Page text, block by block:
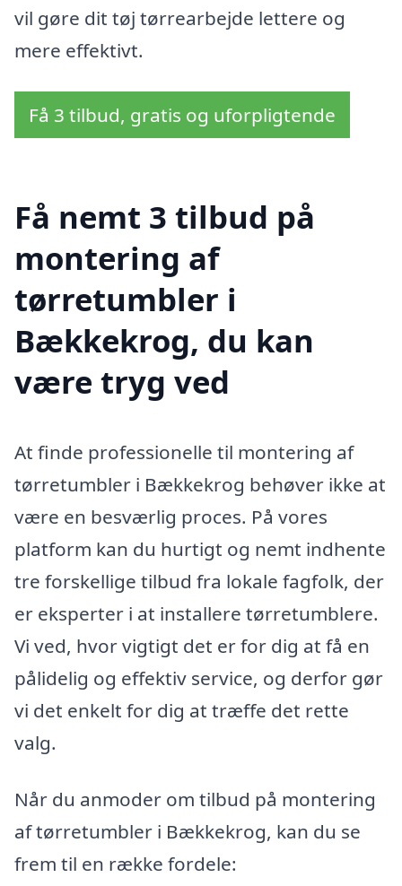
vil gøre dit tøj tørrearbejde lettere og
mere effektivt.
Få 3 tilbud, gratis og uforpligtende
Få nemt 3 tilbud på
montering af
tørretumbler i
Bækkekrog, du kan
være tryg ved
At finde professionelle til montering af
tørretumbler i Bækkekrog behøver ikke at
være en besværlig proces. På vores
platform kan du hurtigt og nemt indhente
tre forskellige tilbud fra lokale fagfolk, der
er eksperter i at installere tørretumblere.
Vi ved, hvor vigtigt det er for dig at få en
pålidelig og effektiv service, og derfor gør
vi det enkelt for dig at træffe det rette
valg.
Når du anmoder om tilbud på montering
af tørretumbler i Bækkekrog, kan du se
frem til en række fordele: